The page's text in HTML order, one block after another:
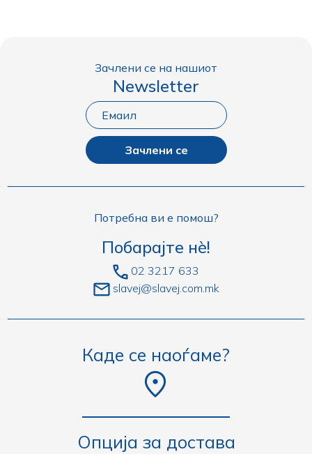
Зачлени се на нашиот
Newsletter
Зачлени се
Потребна ви е помош?
Побарајте нè!
02 3217 633
slavej@slavej.com.mk
Каде се наоѓаме?
Опција за достава